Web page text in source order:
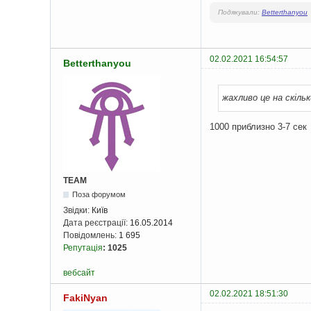
Подякували: Betterthanyou
Betterthanyou 02.02.2021 16:54:57
TEAM
Поза форумом
Звідки: Київ
Дата реєстрації: 16.05.2014
Повідомлень: 1 695
Репутація: 1025
жахливо це на
1000 приблизно 3-7 сек
вебсайт
FakiNyan 02.02.2021 18:51:30